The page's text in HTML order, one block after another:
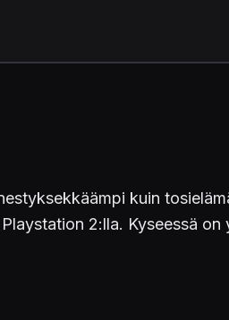
kuin
2:lla. Kyseessä